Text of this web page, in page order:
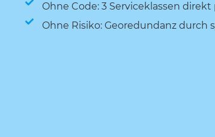
Ohne Code: 3 Serviceklassen
Ohne Risiko: Georedundanz durch